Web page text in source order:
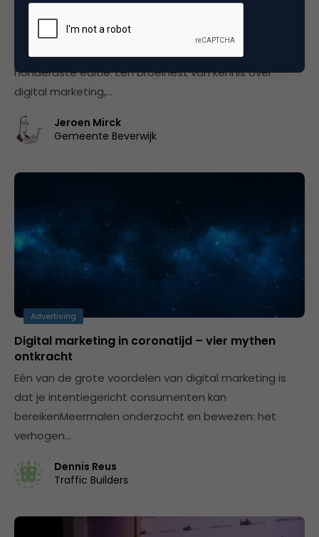
Online Tuesday heeft digital marketing op de
kaart gezet
Na ruim tien jaar beleeft Online Tuesday op 9 juni zijn
honderdste editie. Een broeinest van kennis over
digital marketing,…
Jeroen Mirck
Gemeente Beverwijk
Advertising
Digital marketing in coronatijd – vier mythen
ontkracht
Eén van de grote voordelen van digital marketing is
dat je intentiegericht consumenten kan
bereikenMeermalen onderzocht en bewezen: het
verhogen…
Dennis Reus
Traffic Builders